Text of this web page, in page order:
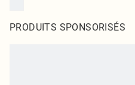
PRODUITS SPONSORISÉS